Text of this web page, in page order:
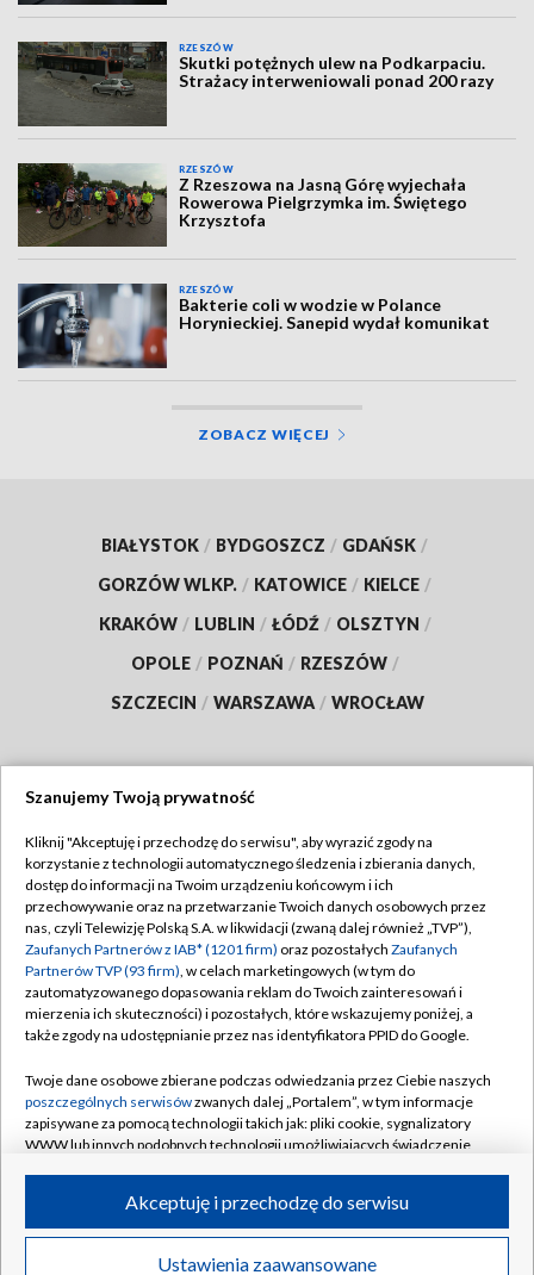
RZESZÓW
Skutki potężnych ulew na Podkarpaciu.
Strażacy interweniowali ponad 200 razy
RZESZÓW
Z Rzeszowa na Jasną Górę wyjechała
Rowerowa Pielgrzymka im. Świętego
Krzysztofa
RZESZÓW
Bakterie coli w wodzie w Polance
Horynieckiej. Sanepid wydał komunikat
ZOBACZ WIĘCEJ
BIAŁYSTOK / BYDGOSZCZ / GDAŃSK /
GORZÓW WLKP. / KATOWICE / KIELCE /
KRAKÓW / LUBLIN / ŁÓDŹ / OLSZTYN /
OPOLE / POZNAŃ / RZESZÓW /
SZCZECIN / WARSZAWA / WROCŁAW
TVP
Abonament TVP
Emisja w TVP
Centrum informacji TVP
Naziemna Telewizja Cyfrowa
Rada Programowa
System NOS
Informacje o nadawcy
Program dla prasy
Regulamin TVP
Polityka prywatności
Moje zgody
Pomoc
Kontakt
Kanały
©2026 Telewizja Polska S.A. w likwidacji
Szanujemy Twoją prywatność
Kliknij "Akceptuję i przechodzę do serwisu", aby wyrazić zgody na
korzystanie z technologii automatycznego śledzenia i zbierania danych,
dostęp do informacji na Twoim urządzeniu końcowym i ich
przechowywanie oraz na przetwarzanie Twoich danych osobowych przez
nas, czyli Telewizję Polską S.A. w likwidacji (zwaną dalej również „TVP”),
Zaufanych Partnerów z IAB* (1201 firm) oraz pozostałych Zaufanych
Partnerów TVP (93 firm), w celach marketingowych (w tym do
zautomatyzowanego dopasowania reklam do Twoich zainteresowań i
mierzenia ich skuteczności) i pozostałych, które wskazujemy poniżej, a
także zgody na udostępnianie przez nas identyfikatora PPID do Google.
Twoje dane osobowe zbierane podczas odwiedzania przez Ciebie naszych
poszczególnych serwisówzwanych dalej „Portalem”, w tym informacje
zapisywane za pomocą technologii takich jak: pliki cookie, sygnalizatory
WWW lub innych podobnych technologii umożliwiających świadczenie
ruchu w Internecie.
Twoje dane osobowe zbierane podczas odwiedzania przez Ciebie
Ustawienia zaawansowane
Akceptuję i przechodzę do serwisu